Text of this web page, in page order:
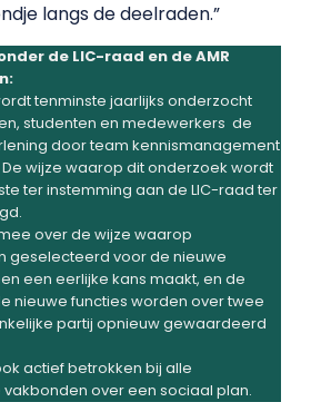
langs de deelraden.”
de LIC-raad en de AMR
tenminste jaarlijks onderzocht
studenten en medewerkers de
door team kennismanagement
wijze waarop dit onderzoek wordt
ter instemming aan de LIC-raad ter
over de wijze waarop
geselecteerd voor de nieuwe
een eerlijke kans maakt, en de
nieuwe functies worden over twee
partij opnieuw gewaardeerd
actief betrokken bij alle
over een sociaal plan.